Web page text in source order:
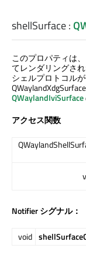
shellSurface:
このプロパティは
てレンダリングさ
シェルプロトコル
QWaylandIviSurface
アクセス関数
Notifier シグナル：
void